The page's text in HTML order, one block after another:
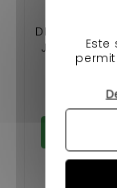
DERECHO
JDM TITANIO
AMBRA
23,90
En
Añadir al